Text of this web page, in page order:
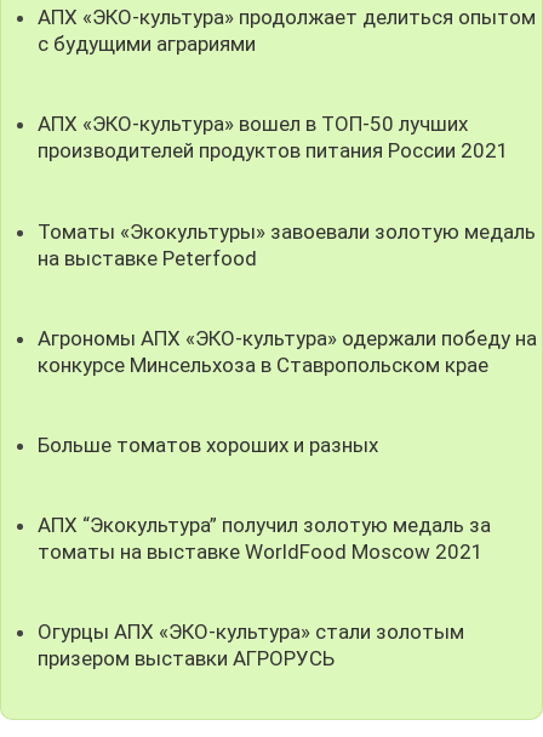
АПХ «ЭКО-культура» продолжает делиться опытом
с будущими аграриями
АПХ «ЭКО-культура» вошел в ТОП-50 лучших
производителей продуктов питания России 2021
Томаты «Экокультуры» завоевали золотую медаль
на выставке Peterfood
Агрономы АПХ «ЭКО-культура» одержали победу на
конкурсе Минсельхоза в Ставропольском крае
Больше томатов хороших и разных
АПХ “Экокультура” получил золотую медаль за
томаты на выставке WorldFood Moscow 2021
Огурцы АПХ «ЭКО-культура» стали золотым
призером выставки АГРОРУСЬ